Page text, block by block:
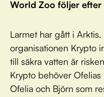
World Zoo följer efter
Larmet har gått i
organisationen Krypto
till säkra vatten är
Krypto behöver
Ofelia och Björn som